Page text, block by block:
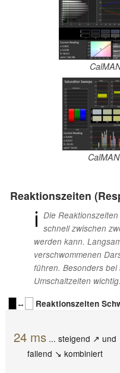
Reaktionszeiten
ℹ Die
schnell zwischen
werden kann.
verschwommenen
führen. Besonders
Umschaltzeiten wichtig.
↔
Reaktionszeiten
24 ms... steigend ↗ und
fallend ↘ kombiniert